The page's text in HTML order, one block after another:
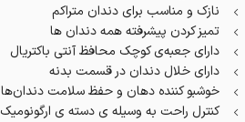
نازک و مناسب برای دندان متراکم
تمیز کردن پیشرفته همه دندان ها
دارای جعبه‌ی کوچک محافظ آنتی باکتریال
دارای خلال دندان در قسمت بدنه
خوشبو کننده دهان و حفظ سلامت دندان‌ها
کنترل راحت به وسیله ی دسته ی ارگونومیک